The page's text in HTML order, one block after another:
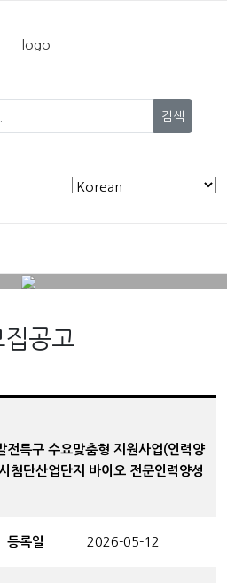
검색
집공고
전특구 수요맞춤형 지원사업(인력양
첨단산업단지 바이오 전문인력양성
등록일 2026-05-12